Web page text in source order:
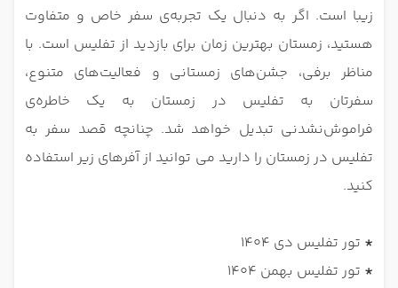
زیبا است. اگر به دنبال یک تجربه‌ی سفر خاص و متفاوت
هستید، زمستان بهترین زمان برای بازدید از تفلیس است. با
مناظر برفی، جشن‌های زمستانی و فعالیت‌های متنوع،
سفرتان به تفلیس در زمستان به یک خاطره‌ی
فراموش‌نشدنی تبدیل خواهد شد. چنانچه قصد سفر به
تفلیس در زمستان را دارید می توانید از آفرهای زیر استفاده
کنید.
* تور تفلیس دی 1404
* تور تفلیس بهمن 1404